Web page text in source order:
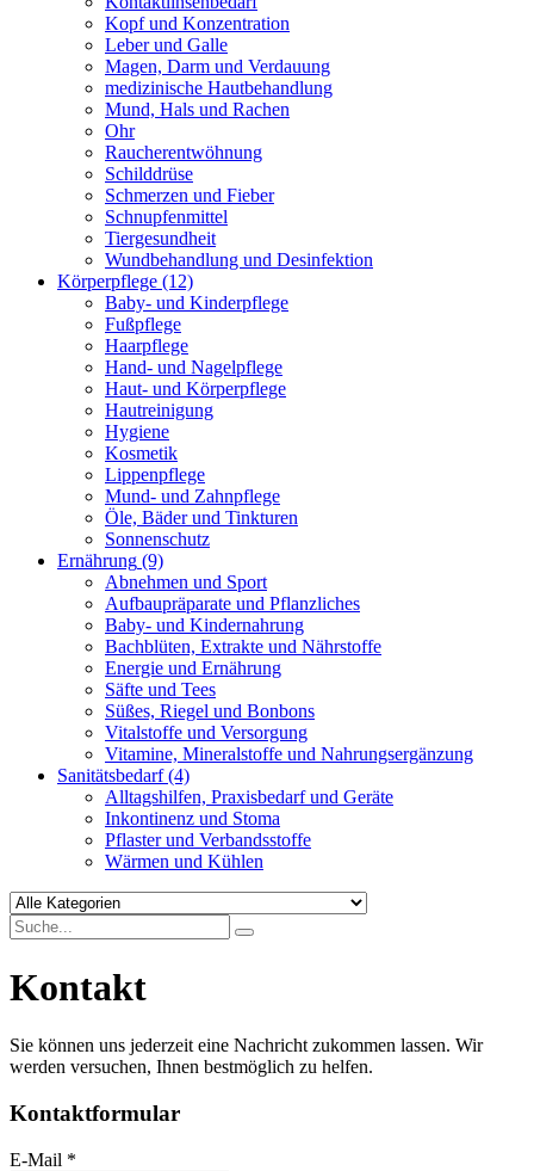
Kopf und Konzentration
Leber und Galle
Magen, Darm und Verdauung
medizinische Hautbehandlung
Mund, Hals und Rachen
Ohr
Raucherentwöhnung
Schilddrüse
Schmerzen und Fieber
Schnupfenmittel
Tiergesundheit
Wundbehandlung und Desinfektion
Körperpflege (12)
Baby- und Kinderpflege
Fußpflege
Haarpflege
Hand- und Nagelpflege
Haut- und Körperpflege
Hautreinigung
Hygiene
Kosmetik
Lippenpflege
Mund- und Zahnpflege
Öle, Bäder und Tinkturen
Sonnenschutz
Ernährung (9)
Abnehmen und Sport
Aufbaupräparate und Pflanzliches
Baby- und Kindernahrung
Bachblüten, Extrakte und Nährstoffe
Energie und Ernährung
Säfte und Tees
Süßes, Riegel und Bonbons
Vitalstoffe und Versorgung
Vitamine, Mineralstoffe und Nahrungsergänzung
Sanitätsbedarf(4)
Alltagshilfen, Praxisbedarf und Geräte
Inkontinenz und Stoma
Pflaster und Verbandsstoffe
Wärmen und Kühlen
Kontakt
Sie können uns jederzeit eine Nachricht zukommen lassen. Wir
werden versuchen, Ihnen bestmöglich zu helfen.
Kontaktformular
E-Mail *